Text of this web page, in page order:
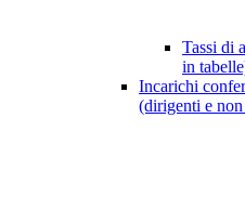
Tassi di
in
Incarichi
(dirigenti e